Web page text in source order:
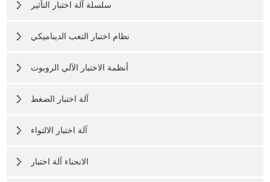
سلسلة آلة اختبار التأثير
نظام اختبار التعب الديناميكي
أنظمة الاختبار الآلي الروبوت
آلة اختبار الضغط
آلة اختبار الالتواء
الانحناء آلة اختبار